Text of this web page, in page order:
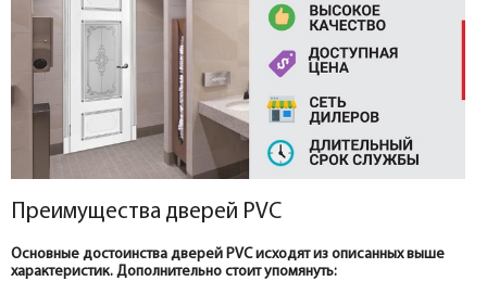
Преимущества дверей PVC
Основные достоинства дверей PVC исходят из описанных выше
характеристик. Дополнительно стоит упомянуть: